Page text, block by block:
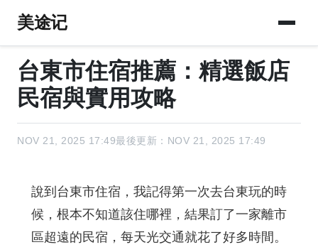
美途记
台東市住宿推薦：精選飯店
民宿與實用攻略
NOV 21, 2025 17:49最後更新：NOV 21, 2025 17:49
說到台東市住宿，我記得第一次去台東玩的時
候，根本不知道該住哪裡，結果訂了一家離市
區超遠的民宿，每天光交通就花了好多時間。